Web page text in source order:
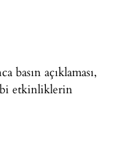
açıklaması,
etkinliklerin